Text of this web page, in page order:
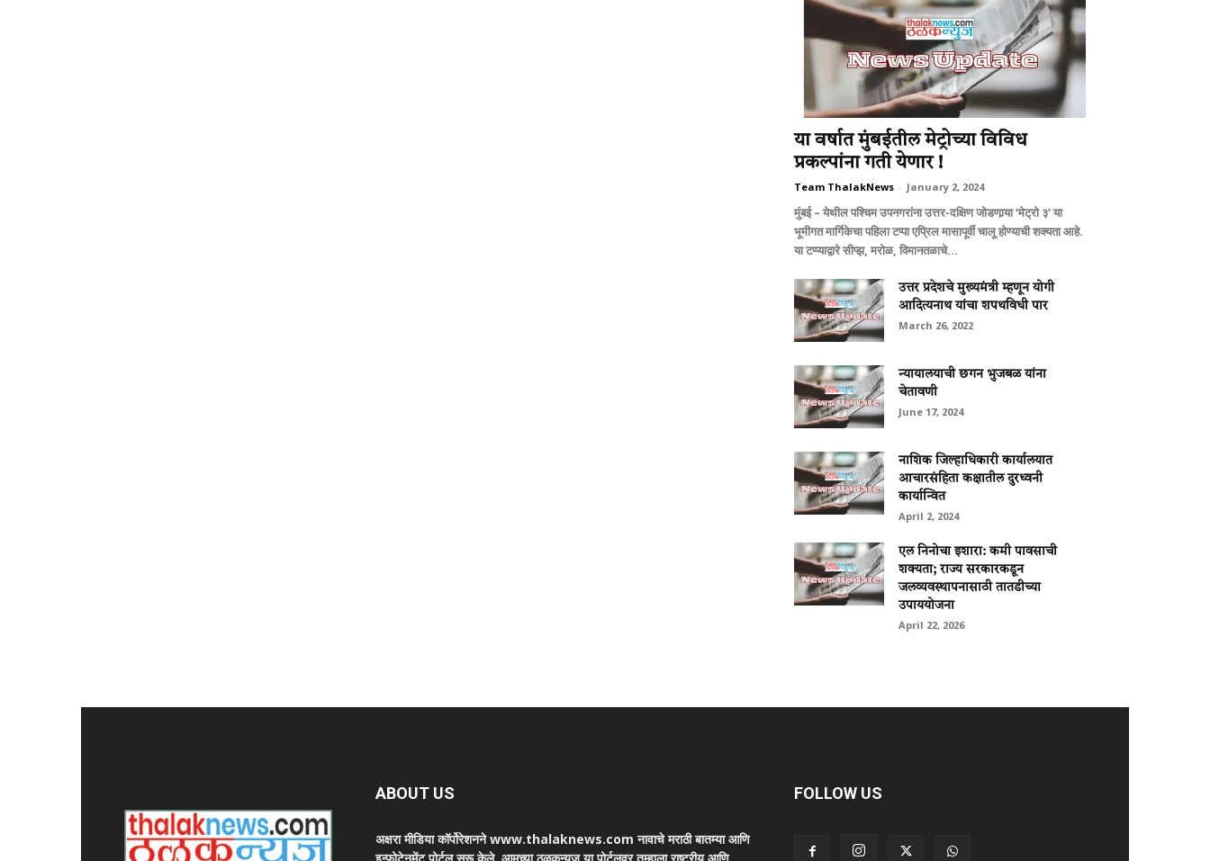
या वर्षात मुंबईतील मेट्रोच्या विविध
प्रकल्पांना गती येणार !
Team ThalakNews - January 2, 2024
मुंबई – येथील पश्चिम उपनगरांना उत्तर-दक्षिण जोडणार्‍या ‘मेट्रो ३’ या
भूमीगत मार्गिकेचा पहिला टप्पा एप्रिल मासापूर्वी चालू होण्याची शक्यता आहे.
या टप्प्याद्वारे सीप्झ, मरोळ, विमानतळाचे...
उत्तर प्रदेशचे मुख्यमंत्री म्हणून योगी
आदित्यनाथ यांचा शपथविधी पार
March 26, 2022
न्‍यायालयाची छगन भुजबळ यांना
चेतावणी
June 17, 2024
नाशिक जिल्हाधिकारी कार्यालयात
आचारसंहिता कक्षातील दुरध्वनी
कार्यान्वित
April 2, 2024
एल निनोचा इशारा: कमी पावसाची
शक्यता; राज्य सरकारकडून
जलव्यवस्थापनासाठी तातडीच्या
उपाययोजना
April 22, 2026
ABOUT US
अक्षरा मीडिया कॉर्पोरेशनने www.thalaknews.com नावाचे मराठी बातम्या आणि
FOLLOW US